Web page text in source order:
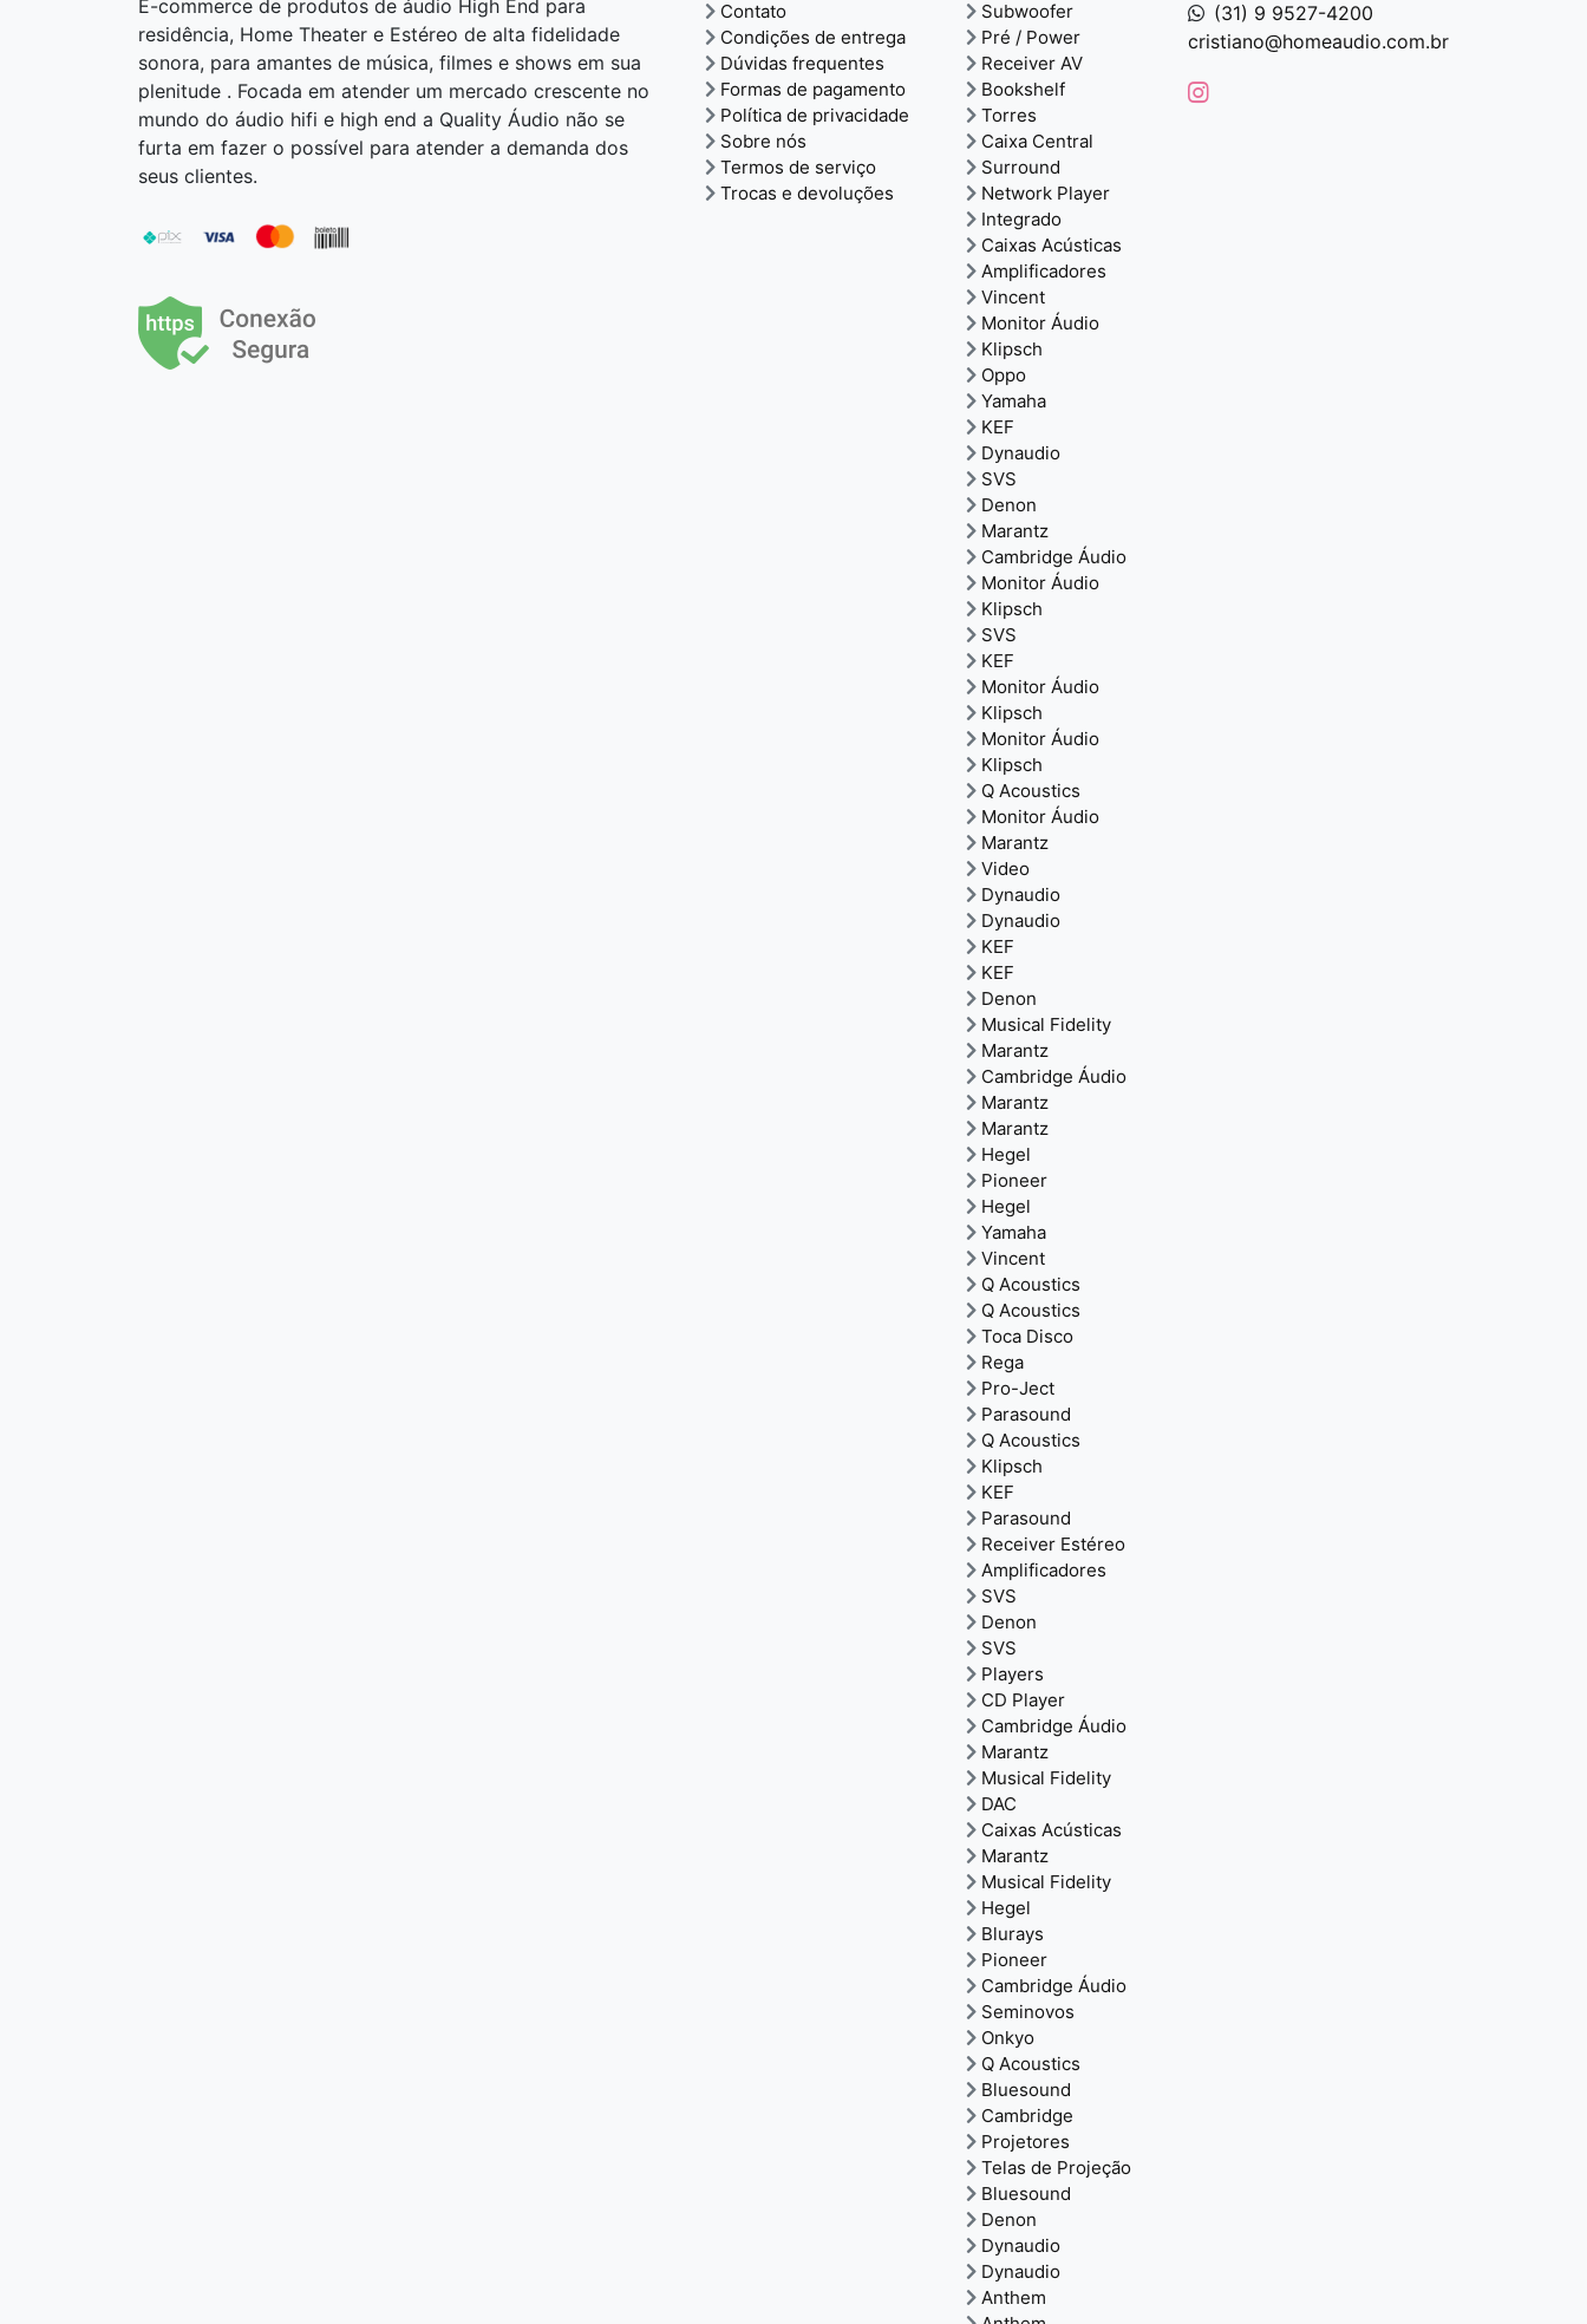
(31) 9 9527-4200
cristiano@homeaudio.com.br
Contato
Condições de entrega
Dúvidas frequentes
Formas de pagamento
Política de privacidade
Sobre nós
Termos de serviço
Trocas e devoluções
Subwoofer
Pré / Power
Receiver AV
Bookshelf
Torres
Caixa Central
Surround
Network Player
Integrado
Caixas Acústicas
Amplificadores
Vincent
Monitor Áudio
Klipsch
Oppo
Yamaha
KEF
Dynaudio
SVS
Denon
Marantz
Cambridge Áudio
Monitor Áudio
Klipsch
SVS
KEF
Monitor Áudio
Klipsch
Monitor Áudio
Klipsch
Q Acoustics
Monitor Áudio
Marantz
Video
Dynaudio
Dynaudio
KEF
KEF
Denon
Musical Fidelity
Marantz
Cambridge Áudio
Marantz
Marantz
Hegel
Pioneer
Hegel
Yamaha
Vincent
Q Acoustics
Q Acoustics
Toca Disco
Rega
Pro-Ject
Parasound
Q Acoustics
Klipsch
KEF
Parasound
Receiver Estéreo
Amplificadores
SVS
Denon
SVS
Players
CD Player
Cambridge Áudio
Marantz
Musical Fidelity
DAC
Caixas Acústicas
Marantz
Musical Fidelity
Hegel
Blurays
Pioneer
Cambridge Áudio
Seminovos
Onkyo
Q Acoustics
Bluesound
Cambridge
Projetores
Telas de Projeção
Bluesound
Denon
Dynaudio
Dynaudio
Anthem
E-commerce de produtos de áudio High End para
residência, Home Theater e Estéreo de alta fidelidade
sonora, para amantes de música, filmes e shows em sua
plenitude . Focada em atender um mercado crescente no
mundo do áudio hifi e high end a Quality Áudio não se
furta em fazer o possível para atender a demanda dos
seus clientes.